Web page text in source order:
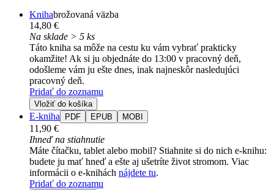
Knihabrožovaná väzba
14,80 €
Na sklade > 5 ks
Táto kniha sa môže na cestu ku vám vybrať prakticky
okamžite! Ak si ju objednáte do 13:00 v pracovný deň,
odošleme vám ju ešte dnes, inak najneskôr nasledujúci
pracovný deň.
Pridať do zoznamu
Vložiť do košíka
E-kniha PDF EPUB MOBI
11,90 €
Ihneď na stiahnutie
Máte čítačku, tablet alebo mobil? Stiahnite si do nich e-knihu:
budete ju mať hneď a ešte aj ušetríte život stromom. Viac
informácii o e-knihách nájdete tu.
Pridať do zoznamu